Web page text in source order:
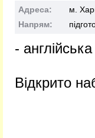
Адреса:
м.
Напрям:
-
Відкрито